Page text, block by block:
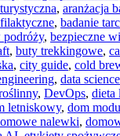
, aranżacja
, badanie
podróży, bezpieczne
, buty trekkingowe,
, city guide, cold
, data science
, DevOps, dieta
letniskowy, dom
nalewki,